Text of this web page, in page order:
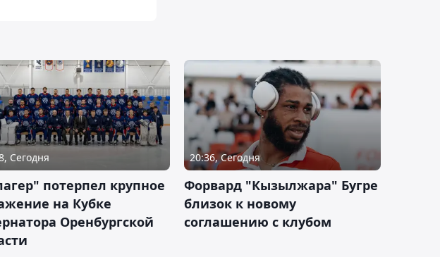
Сегодня
потерпел крупное
на Кубке
Оренбургской
20:36, Сегодня
Форвард "Кызылжара" Бугре
близок к новому
соглашению с клубом